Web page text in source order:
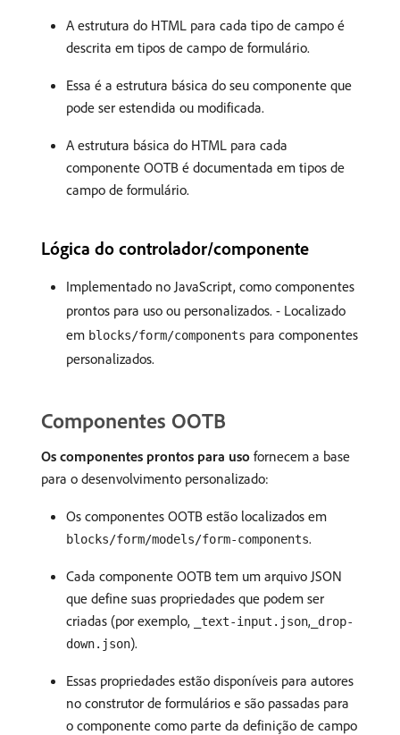
A estrutura do HTML para cada tipo de campo é
descrita em tipos de campo de formulário.
Essa é a estrutura básica do seu componente que
pode ser estendida ou modificada.
A estrutura básica do HTML para cada
componente OOTB é documentada em tipos de
campo de formulário.
Lógica do controlador/componente
Implementado no JavaScript, como componentes
prontos para uso ou personalizados. - Localizado
em blocks/form/components para componentes
personalizados.
Componentes OOTB
Os componentes prontos para uso fornecem a base
para o desenvolvimento personalizado:
Os componentes OOTB estão localizados em
blocks/form/models/form-components.
Cada componente OOTB tem um arquivo JSON
que define suas propriedades que podem ser
criadas (por exemplo,
_text-input.json, _drop-
down.json).
Essas propriedades estão disponíveis para autores
no construtor de formulários e são passadas para
o componente como parte da definição de campo